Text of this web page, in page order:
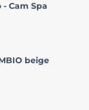
Cam Spa
beige